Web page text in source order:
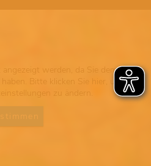
angezeigt werden, da Sie dem
Bitte klicken Sie hier, um
zu ändern.